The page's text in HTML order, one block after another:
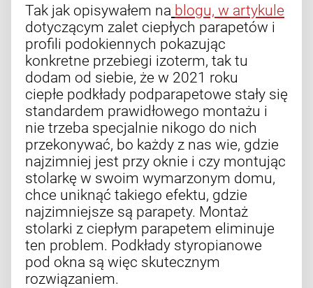
Tak jak opisywałem na blogu, w artykule
dotyczącym zalet ciepłych parapetów i
profili podokiennych pokazując
konkretne przebiegi izoterm, tak tu
dodam od siebie, że w 2021 roku
ciepłe podkłady podparapetowe stały się
standardem prawidłowego montażu i
nie trzeba specjalnie nikogo do nich
przekonywać, bo każdy z nas wie, gdzie
najzimniej jest przy oknie i czy montując
stolarkę w swoim wymarzonym domu,
chce uniknąć takiego efektu, gdzie
najzimniejsze są parapety. Montaż
stolarki z ciepłym parapetem eliminuje
ten problem. Podkłady styropianowe
pod okna są więc skutecznym
rozwiązaniem.